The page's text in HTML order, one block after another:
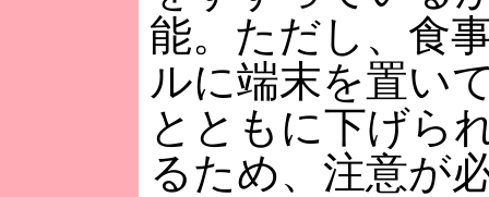
能。ただし、食
ルに端末を置い
とともに下げら
るため、注意が